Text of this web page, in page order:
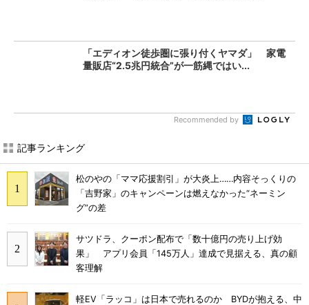
「エディオン徒歩圏に張り付くヤマダ」 家電
量販店“2.5兆円統合”が一筋縄ではい...
Recommended by
記事ランキング
松のやの「ママ応援割引」が大炎上……内容そっくりの
「吉野家」のキャンペーンは燃えなかった“ネーミン
グ”の差
サツドラ、クーポン配布で「数十億円の売り上げ効
果」 アプリ会員「145万人」達成で見据える、真の顧
客理解
軽EV「ラッコ」は日本で売れるのか BYDが抱える、中